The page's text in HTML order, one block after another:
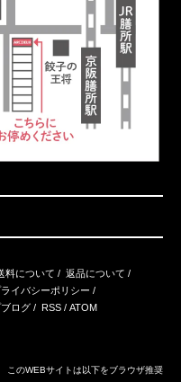
料について / 返品について /
ライバシーポリシー /
ログ / RSS / ATOM
このWEBサイトは以下をブラウザ推奨